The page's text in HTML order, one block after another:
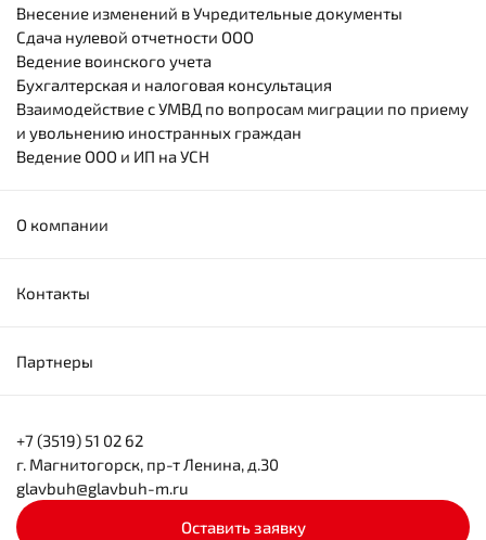
Внесение изменений в Учредительные документы
Сдача нулевой отчетности ООО
Ведение воинского учета
Бухгалтерская и налоговая консультация
Взаимодействие с УМВД по вопросам миграции по приему
и увольнению иностранных граждан
Ведение ООО и ИП на УСН
О компании
Контакты
Партнеры
+7 (3519) 51 02 62
г. Магнитогорск, пр-т Ленина, д.30
glavbuh@glavbuh-m.ru
Оставить заявку